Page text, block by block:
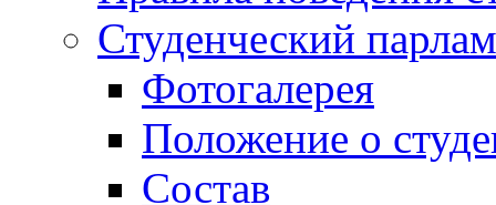
Студенческий
Фотогалерея
Положение о
Состав